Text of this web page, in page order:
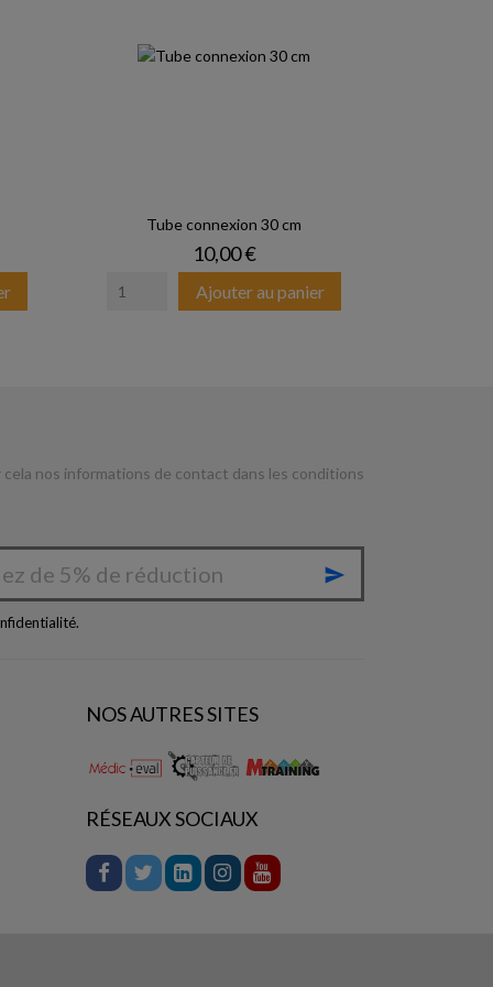
Tube connexion 30 cm
Prix
10,00 €
Ajouter au panier
nos informations de contact dans les conditions

.
NOS AUTRES SITES
RÉSEAUX SOCIAUX